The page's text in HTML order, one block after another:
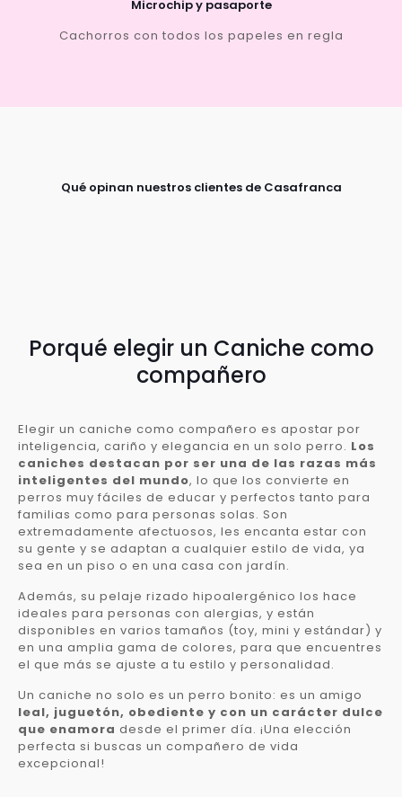
Microchip y pasaporte
Cachorros con todos los papeles en regla
Qué opinan nuestros clientes de Casafranca
Porqué elegir un Caniche como
compañero
Elegir un caniche como compañero es apostar por
inteligencia, cariño y elegancia en un solo perro. Los
caniches destacan por ser una de las razas más
inteligentes del mundo, lo que los convierte en
perros muy fáciles de educar y perfectos tanto para
familias como para personas solas. Son
extremadamente afectuosos, les encanta estar con
su gente y se adaptan a cualquier estilo de vida, ya
sea en un piso o en una casa con jardín.
Además, su pelaje rizado hipoalergénico los hace
ideales para personas con alergias, y están
disponibles en varios tamaños (toy, mini y estándar) y
en una amplia gama de colores, para que encuentres
el que más se ajuste a tu estilo y personalidad.
Un caniche no solo es un perro bonito: es un amigo
leal, juguetón, obediente y con un carácter dulce
que enamora desde el primer día. ¡Una elección
perfecta si buscas un compañero de vida
excepcional!